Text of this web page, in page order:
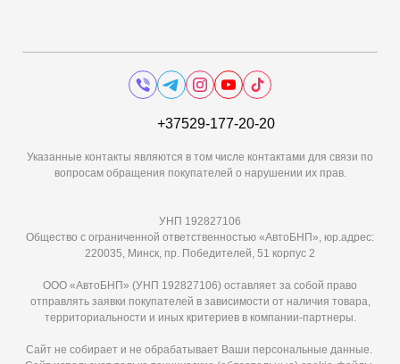
+37529-177-20-20
Указанные контакты являются в том числе контактами для связи по
вопросам обращения покупателей о нарушении их прав.
УНП 192827106
Общество с ограниченной ответственностью «АвтоБНП», юр.адрес:
220035, Минск, пр. Победителей, 51 корпус 2
ООО «АвтоБНП» (УНП 192827106) оставляет за собой право
отправлять заявки покупателей в зависимости от наличия товара,
территориальности и иных критериев в компании-партнеры.
Сайт не собирает и не обрабатывает Ваши персональные данные.